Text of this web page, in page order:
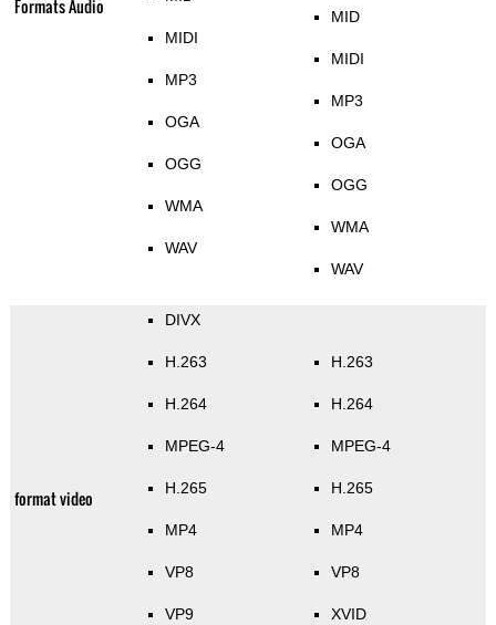
Formats Audio
MIDI
MP3
OGA
OGG
WMA
WAV
MID
MIDI
MP3
OGA
OGG
WMA
WAV
format video
DIVX
H.263
H.264
MPEG-4
H.265
MP4
VP8
VP9
H.263
H.264
MPEG-4
H.265
MP4
VP8
XVID